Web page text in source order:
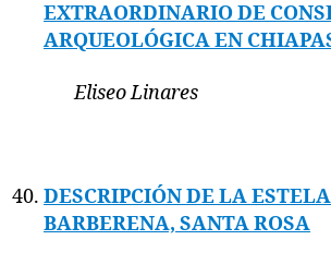
EXTRAORDINARIO DE
ARQUEOLÓGICA EN
Eliseo Linares
DESCRIPCIÓN DE LA
BARBERENA, SANTA ROSA